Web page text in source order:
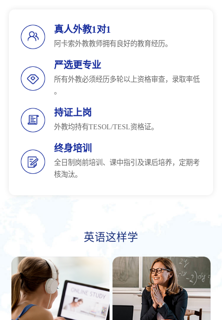
真人外教1对1
阿卡索外教教师拥有良好的教育经历。
严选更专业
所有外教必须经历多轮以上资格审查，录取率低
。
持证上岗
外教均持有TESOL/TESL资格证。
终身培训
全日制岗前培训、课中指引及课后培养，定期考
核淘汰。
英语这样学